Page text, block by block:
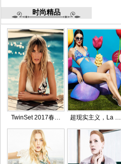
时尚精品
TwinSet 2017春… 超现实主义，La …